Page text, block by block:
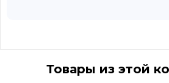
Товары из этой